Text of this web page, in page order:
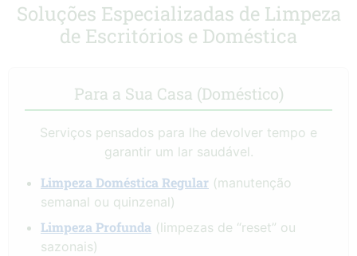
Soluções Especializadas de Limpeza
de Escritórios e Doméstica
Para a Sua Casa (Doméstico)
Serviços pensados para lhe devolver tempo e
garantir um lar saudável.
Limpeza Doméstica Regular (manutenção
semanal ou quinzenal)
Limpeza Profunda (limpezas de “reset” ou
sazonais)